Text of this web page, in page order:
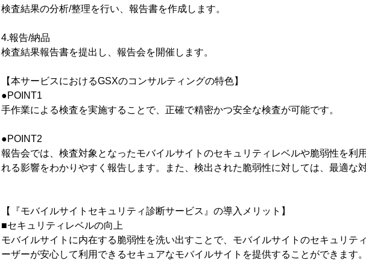
検査結果の分析/整理を行い、報告書を作成します。
4.報告/納品
検査結果報告書を提出し、報告会を開催します。
【本サービスにおけるGSXのコンサルティングの特色】
●POINT1
手作業による検査を実施することで、正確で精密かつ安全な検査が可能です。
●POINT2
報告会では、検査対象となったモバイルサイトのセキュリティレベルや脆弱性を利
れる影響をわかりやすく報告します。また、検出された脆弱性に対しては、最適な
【『モバイルサイトセキュリティ診断サービス』の導入メリット】
■セキュリティレベルの向上
モバイルサイトに内在する脆弱性を洗い出すことで、モバイルサイトのセキュリテ
ーザーが安心して利用できるセキュアなモバイルサイトを提供することができます。